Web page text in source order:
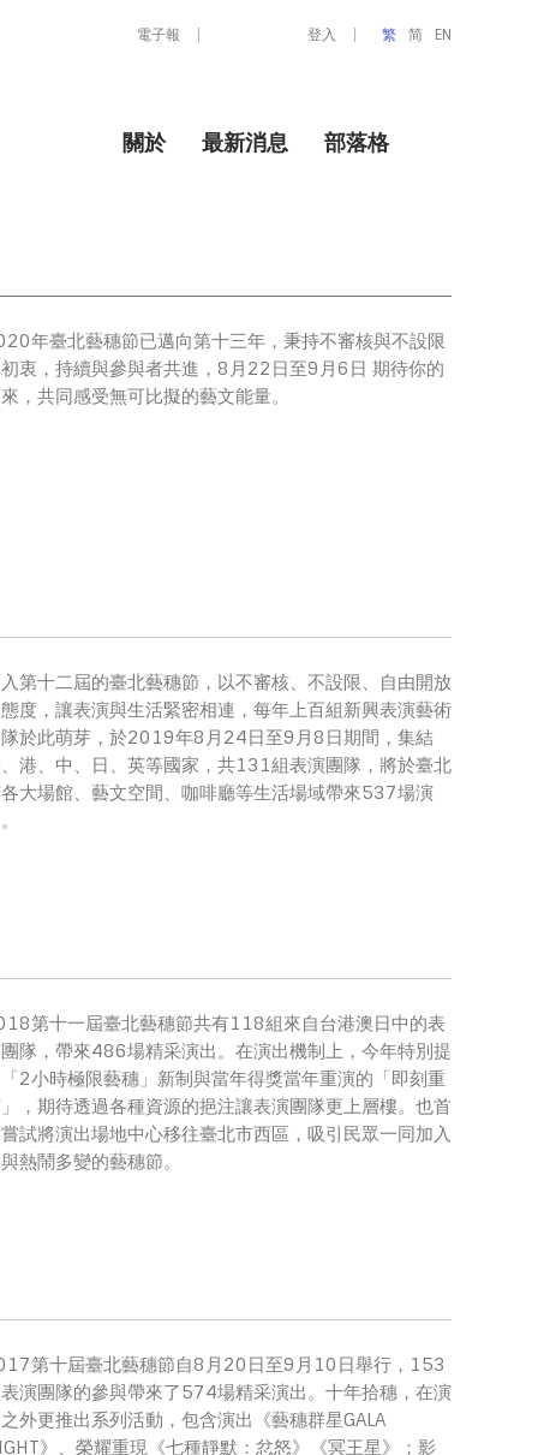
關於 最新消息 部落格
電子報 登入 繁 简 EN
年臺北藝穗節已邁向第十三年，秉持不審核與不設限
衷，持續與參與者共進，8月22日至9月6日 期待你的
，共同感受無可比擬的藝文能量。
第十二屆的臺北藝穗節，以不審核、不設限、自由開放
度，讓表演與生活緊密相連，每年上百組新興表演藝術
於此萌芽，於2019年8月24日至9月8日期間，集結
港、中、日、英等國家，共131組表演團隊，將於臺北
大場館、藝文空間、咖啡廳等生活場域帶來537場演
第十一屆臺北藝穗節共有118組來自台港澳日中的表
隊，帶來486場精采演出。在演出機制上，今年特別提
2小時極限藝穗」新制與當年得獎當年重演的「即刻重
，期待透過各種資源的挹注讓表演團隊更上層樓。也首
試將演出場地中心移往臺北市西區，吸引民眾一同加入
熱鬧多變的藝穗節。
第十屆臺北藝穗節自8月20日至9月10日舉行，153
演團隊的參與帶來了574場精采演出。十年拾穗，在演
外更推出系列活動，包含演出《藝穗群星GALA
》、榮耀重現《七種靜默：忿怒》《冥王星》；影